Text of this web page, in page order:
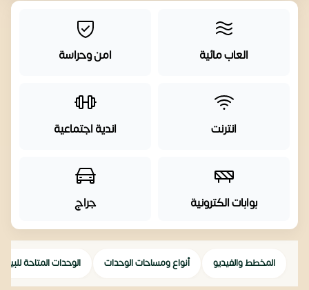
العاب مائية امن وحراسة
انترنت اندية اجتماعية
بوابات الكترونية جراج
المخطط والفيديو أنواع ومساحات الوحدات الوحدات المتاحة للبيع